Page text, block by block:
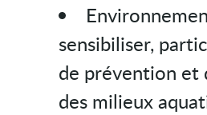
sensibiliser,
de prévention et
des milieux